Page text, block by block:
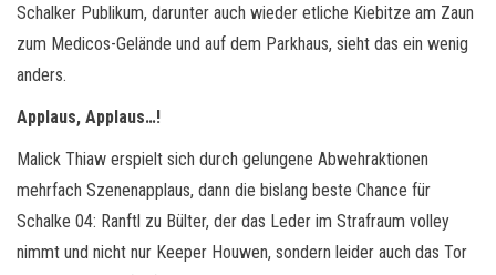
Schalker Publikum, darunter auch wieder etliche Kiebitze am Zaun
zum Medicos-Gelände und auf dem Parkhaus, sieht das ein wenig
anders.
Applaus, Applaus…!
Malick Thiaw erspielt sich durch gelungene Abwehraktionen
mehrfach Szenenapplaus, dann die bislang beste Chance für
Schalke 04: Ranftl zu Bülter, der das Leder im Strafraum volley
nimmt und nicht nur Keeper Houwen, sondern leider auch das Tor